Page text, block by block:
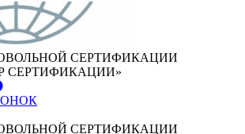
СЕРТИФИКАЦИИ
СЕРТИФИКАЦИИ»
СЕРТИФИКАЦИИ